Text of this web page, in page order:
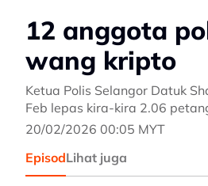
12 anggota
wang kripto
Ketua Polis Selangor Datuk
Feb lepas kira-kira 2.06
20/02/2026 00:05 MYT
EpisodLihat juga